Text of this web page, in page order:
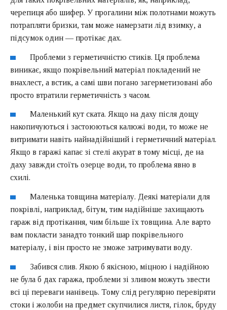
черепиця або шифер. У прогалини між полотнами можуть
потрапляти бризки, там може намерзати лід взимку, а
підсумок один — протікає дах.
Проблеми з герметичністю стиків. Ця проблема
виникає, якщо покрівельний матеріал покладений не
внахлест, а встик, а самі шви погано загерметизовані або
просто втратили герметичність з часом.
Маленький кут ската. Якщо на даху після дощу
накопичуються і застоюються калюжі води, то може не
витримати навіть найнадійніший і герметичний матеріал.
Якщо в гаражі капає зі стелі акурат в тому місці, де на
даху завжди стоїть озерце води, то проблема явно в
схилі.
Маленька товщина матеріалу. Деякі матеріали для
покрівлі, наприклад, бітум, тим надійніше захищають
гараж від протікання, чим більше їх товщина. Але варто
вам покласти занадто тонкий шар покрівельного
матеріалу, і він просто не зможе затримувати воду.
Забився слив. Якою б якісною, міцною і надійною
не була б дах гаража, проблеми зі зливом можуть звести
всі ці переваги нанівець. Тому слід регулярно перевіряти
стоки і жолоби на предмет скупчилися листя, гілок, бруду